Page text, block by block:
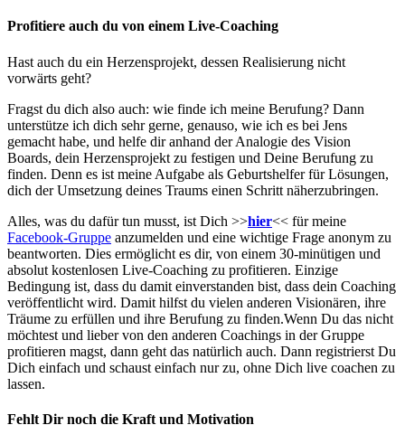
Profitiere auch du von einem Live-Coaching
Hast auch du ein Herzensprojekt, dessen Realisierung nicht
vorwärts geht?
Fragst du dich also auch: wie finde ich meine Berufung? Dann
unterstütze ich dich sehr gerne, genauso, wie ich es bei Jens
gemacht habe, und helfe dir anhand der Analogie des Vision
Boards, dein Herzensprojekt zu festigen und Deine Berufung zu
finden. Denn es ist meine Aufgabe als Geburtshelfer für Lösungen,
dich der Umsetzung deines Traums einen Schritt näherzubringen.
Alles, was du dafür tun musst, ist Dich >>hier<< für meine
Facebook-Gruppe anzumelden und eine wichtige Frage anonym zu
beantworten. Dies ermöglicht es dir, von einem 30-minütigen und
absolut kostenlosen Live-Coaching zu profitieren. Einzige
Bedingung ist, dass du damit einverstanden bist, dass dein Coaching
veröffentlicht wird. Damit hilfst du vielen anderen Visionären, ihre
Träume zu erfüllen und ihre Berufung zu finden.Wenn Du das nicht
möchtest und lieber von den anderen Coachings in der Gruppe
profitieren magst, dann geht das natürlich auch. Dann registrierst Du
Dich einfach und schaust einfach nur zu, ohne Dich live coachen zu
lassen.
Fehlt Dir noch die Kraft und Motivation